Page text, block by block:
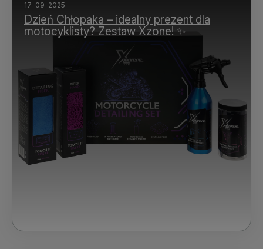
17-09-2025
Dzień Chłopaka – idealny prezent dla
motocyklisty? Zestaw Xzone! ✨